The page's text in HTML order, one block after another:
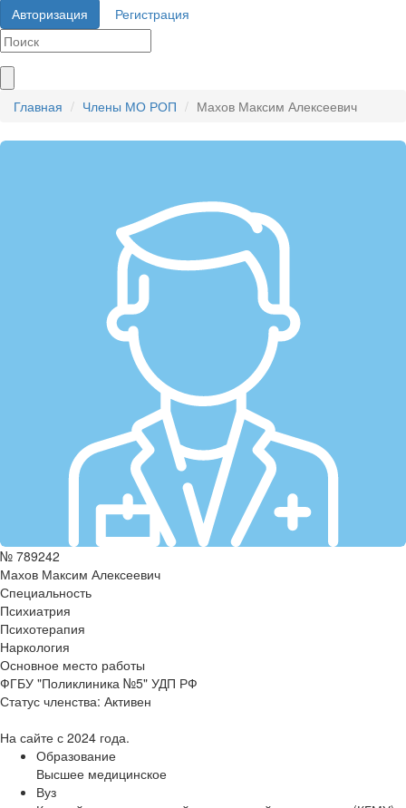
Авторизация
Регистрация
Главная Члены МО РОП Махов Максим Алексеевич
№ 789242
Махов Максим Алексеевич
Специальность
Психиатрия
Психотерапия
Наркология
Основное место работы
ФГБУ "Поликлиника №5" УДП РФ
Статус членства: Активен
На сайте с 2024 года.
Образование
Высшее медицинское
Вуз